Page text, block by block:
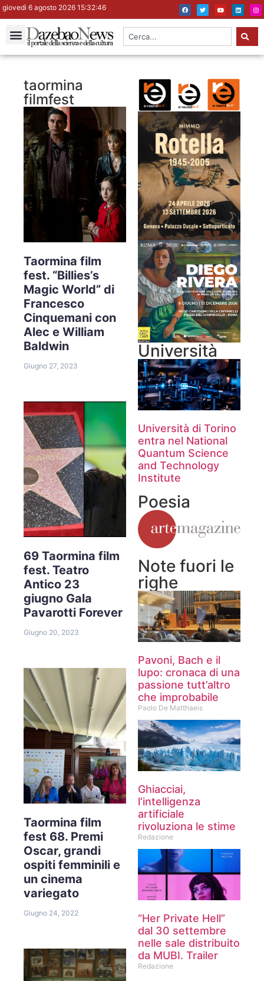
giovedì 6 agosto 2026 15:32:47
taormina
filmfest
Taormina film
fest. “Billies’s
Magic World” di
Francesco
Cinquemani con
Alec e William
Baldwin
Giugno 27, 2023
69 Taormina film
fest. Teatro
Antico 23
giugno Gala
Pavarotti Forever
Giugno 20, 2023
Taormina film
fest 68. Premi
Oscar, grandi
ospiti femminili e
un cinema
variegato
Giugno 24, 2022
Università
Università di Torino
entra nel National
Quantum Science
and Technology
Institute
Poesia
Note fuori le
righe
Pavoni, Bach e il
lupo: cronaca di una
passione tutt’altro
che improbabile
Paolo De Matthaeis
Ghiacciai,
l’intelligenza
artificiale
rivoluziona le stime
Redazione
“Her Private Hell”
dal 30 settembre
nelle sale distribuito
da MUBI. Trailer
Redazione